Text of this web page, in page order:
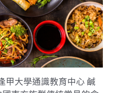
甲大學通識教育中心 鹹